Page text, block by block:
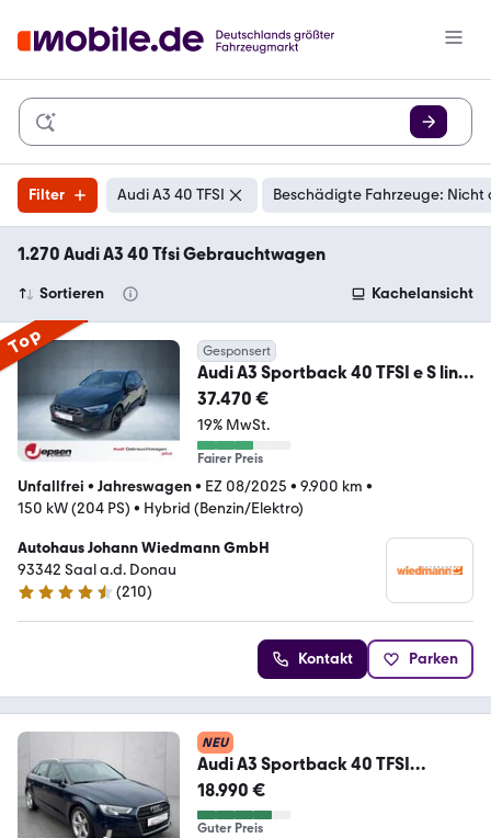
Filter Audi A3 40 TFSI Beschädigte Fahrzeuge: Nicht
1.270 Audi A3 40 Tfsi Gebrauchtwagen
Sortieren Kachelansicht
Top Gesponsert
Audi A3 Sportback 40 TFSI e S line
S tr. LED AHK ACC
37.470 €
19% MwSt.
Fairer Preis
Unfallfrei • Jahreswagen• EZ 08/2025 • 9.900 km •
150 kW (204 PS) • Hybrid (Benzin/Elektro)
Autohaus Johann Wiedmann GmbH
93342 Saal a.d. Donau
4.5 Sterne
(210)
Kontakt Parken
NEU
Audi A3 Sportback 40 TFSI
quattro sport *Leder*Navig*
18.990 €
Guter Preis